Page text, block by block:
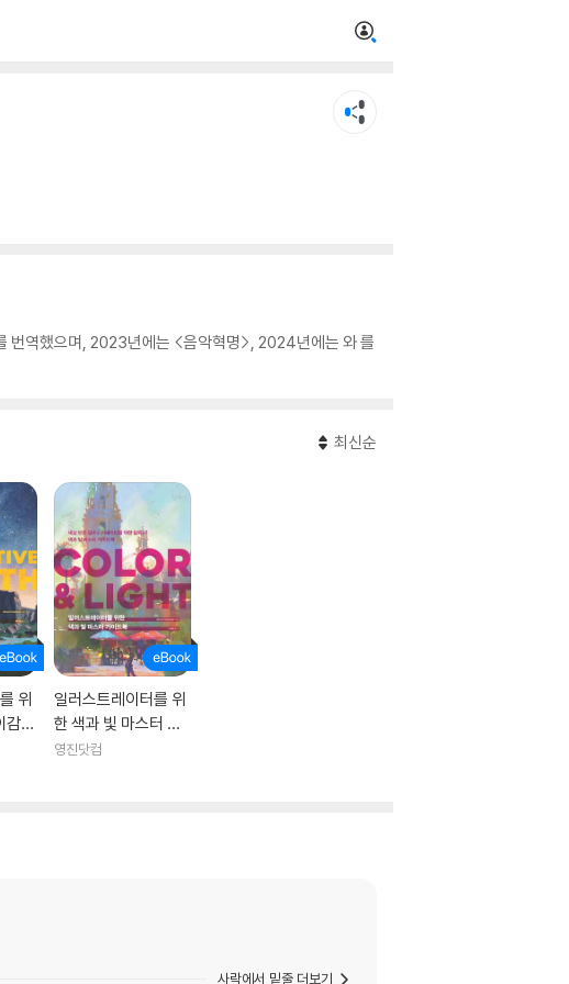
번역했으며, 2023년에는 <음악혁명>, 2024년에는 와를
최신순
위
감
PE
일러스트레이터를 위
한 색과 빛 마스터 가
이드북 : COLOR & LI
영진닷컴
사락에서 밑줄 더보기